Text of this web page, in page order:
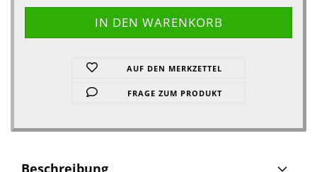
AUF DEN MERKZETTEL
FRAGE ZUM PRODUKT
Beschreibung